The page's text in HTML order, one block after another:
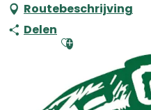
Routebeschrijving
Delen Ajouter aux favoris